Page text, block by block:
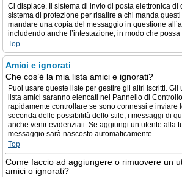
Ci dispiace. Il sistema di invio di posta elettronica di
sistema di protezione per risalire a chi manda
mandare una copia del messaggio in questione
includendo anche l’intestazione, in modo che
Top
Amici e ignorati
Che cos’è la mia lista amici e ignorati?
Puoi usare queste liste per gestire gli altri iscritti.
lista amici saranno elencati nel Pannello di
rapidamente controllare se sono connessi e inviare
seconda delle possibilità dello stile, i messaggi di
anche venir evidenziati. Se aggiungi un utente alla
messaggio sarà nascosto automaticamente.
Top
Come faccio ad aggiungere o rimuovere un
amici o ignorati?